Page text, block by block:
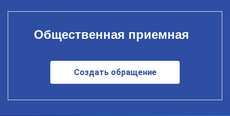
Общественная приемная
Создать обращение